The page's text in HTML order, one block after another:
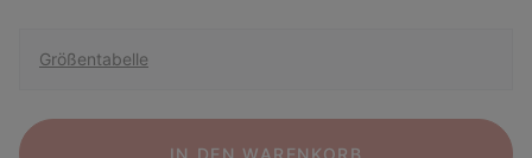
Größentabelle
IN DEN WARENKORB